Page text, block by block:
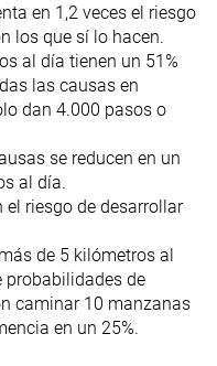
en 1,2 veces el riesgo
los que sí lo hacen.
al día tienen un 51%
las causas en
dan 4.000 pasos o
se reducen en un
al día.
riesgo de desarrollar
de 5 kilómetros al
probabilidades de
caminar 10 manzanas
en un 25%.